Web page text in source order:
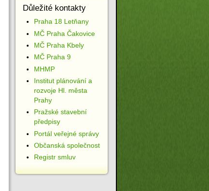
Důležité kontakty
Praha 18 Letňany
MČ Praha Čakovice
MČ Praha Kbely
MČ Praha 9
MHMP
Institut plánování a
rozvoje Hl. města
Prahy
Pražské stavební
předpisy
Portál veřejné správy
Občanská společnost
Registr smluv